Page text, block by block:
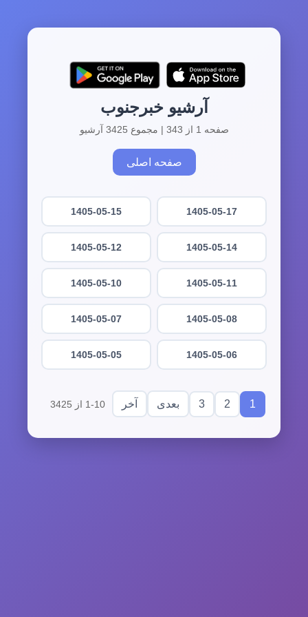
آرشیو خبرجنوب
صفحه 1 از 343 | مجموع 3425 آرشیو
صفحه اصلی
1405-05-17
1405-05-15
1405-05-14
1405-05-12
1405-05-11
1405-05-10
1405-05-08
1405-05-07
1405-05-06
1405-05-05
1
2
3 بعدی آخر 1-10 از 3425